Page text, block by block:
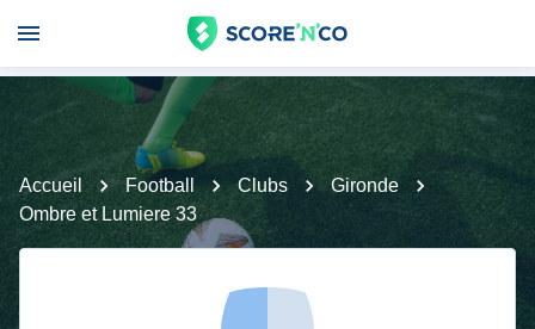
Accueil Football Clubs
Gironde
Ombre et Lumiere 33